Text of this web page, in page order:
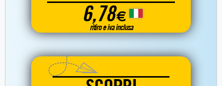
6,78€
ritiro e iva inclusa